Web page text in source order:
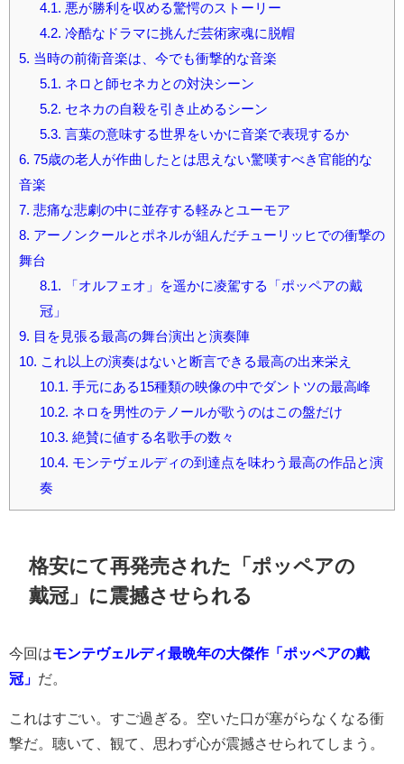
4.1. 悪が勝利を収める驚愕のストーリー
4.2. 冷酷なドラマに挑んだ芸術家魂に脱帽
5. 当時の前衛音楽は、今でも衝撃的な音楽
5.1. ネロと師セネカとの対決シーン
5.2. セネカの自殺を引き止めるシーン
5.3. 言葉の意味する世界をいかに音楽で表現するか
6. 75歳の老人が作曲したとは思えない驚嘆すべき官能的な
音楽
7. 悲痛な悲劇の中に並存する軽みとユーモア
8. アーノンクールとポネルが組んだチューリッヒでの衝撃の
舞台
8.1. 「オルフェオ」を遥かに凌駕する「ポッペアの戴
冠」
9. 目を見張る最高の舞台演出と演奏陣
10. これ以上の演奏はないと断言できる最高の出来栄え
10.1. 手元にある15種類の映像の中でダントツの最高峰
10.2. ネロを男性のテノールが歌うのはこの盤だけ
10.3. 絶賛に値する名歌手の数々
10.4. モンテヴェルディの到達点を味わう最高の作品と演
奏
格安にて再発売された「ポッペアの
戴冠」に震撼させられる
今回はモンテヴェルディ最晩年の大傑作「ポッペアの戴
冠」 だ。
これはすごい。すご過ぎる。空いた口が塞がらなくなる衝
撃だ。聴いて、観て、思わず心が震撼させられてしまう。